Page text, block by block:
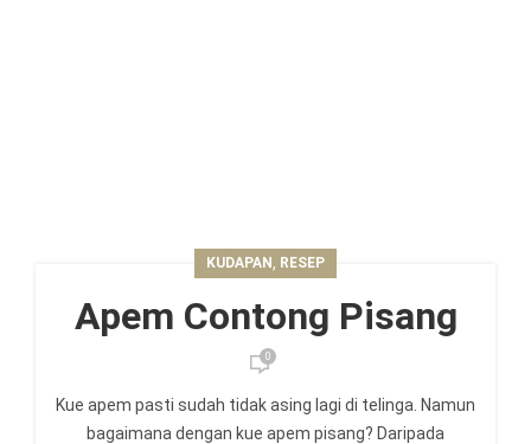
KUDAPAN, RESEP
Apem Contong Pisang
0
Kue apem pasti sudah tidak asing lagi di telinga. Namun
bagaimana dengan kue apem pisang? Daripada